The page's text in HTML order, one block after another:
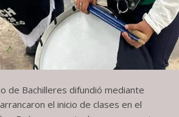
de Bachilleres difundió mediante
el inicio de clases en el